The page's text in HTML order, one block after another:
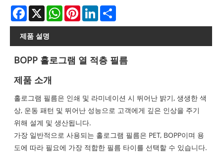
Facebook
X WhatsAppPinterestLinkedIn
제품 설명
BOPP 홀로그램 열 적층 필름
제품 소개
홀로그램 필름은 인쇄 및 라미네이션 시 뛰어난 밝기, 생생한 색
상, 운동 패턴 및 뛰어난 성능으로 고객에게 깊은 인상을 주기
위해 설계 및 생산됩니다.
가장 일반적으로 사용되는 홀로그램 필름은 PET, BOPP이며 용
도에 따라 필요에 가장 적합한 필름 타이를 선택할 수 있습니다.